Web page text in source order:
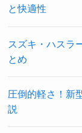
と快適性
スズキ・ハスラ
とめ
圧倒的軽さ！新
説